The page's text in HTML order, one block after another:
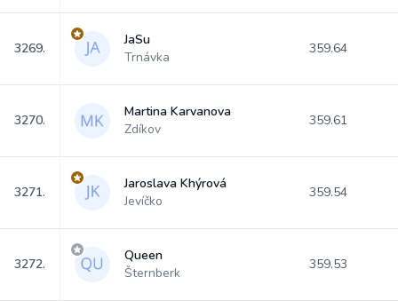
3269.
JaSu
Trnávka
359.64
3270.
Martina Karvanova
Zdíkov
359.61
3271.
Jaroslava Khýrová
Jevíčko
359.54
3272.
Queen
Šternberk
359.53